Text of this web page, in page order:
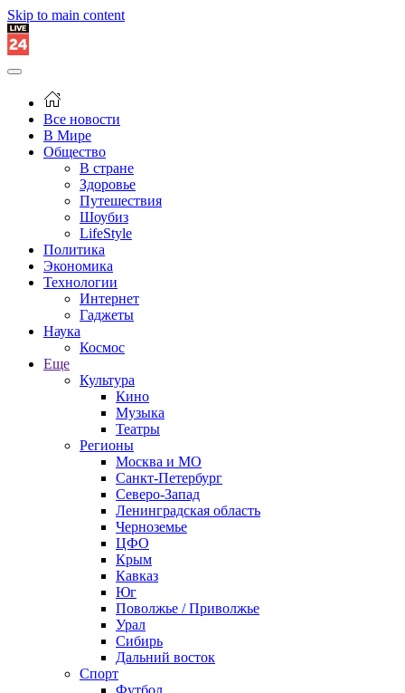
Skip to main content
Все новости
В Мире
Общество
В стране
Здоровье
Путешествия
Шоубиз
LifeStyle
Политика
Экономика
Технологии
Интернет
Гаджеты
Наука
Космос
Еще
Культура
Кино
Музыка
Театры
Регионы
Москва и МО
Санкт-Петербург
Северо-Запад
Ленинградская область
Черноземье
ЦФО
Крым
Кавказ
Юг
Поволжье / Приволжье
Урал
Сибирь
Дальний восток
Спорт
Футбол